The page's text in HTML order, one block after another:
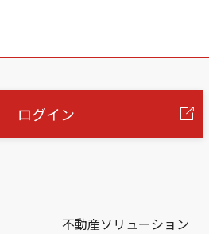
ログイン
不動産ソリューション